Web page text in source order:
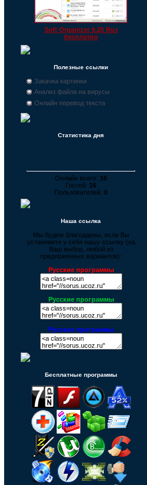
Soft Organizer 9.20 Rus
бесплатно
Полезные ссылки
Закачка картинки
Анализ файла на вирусы
Онлайн перевод текста
Статистика дня
Онлайн всего: 16
Гостей: 16
Пользователей: 0
Наша ссылка
Мы будем благодарны, если Вы
установите у себя нашу ссылку (на
Ваш выбор, любой из
предложенных вариантов):
Русские программы
Русские программы
Русские программы
Бесплатные программы